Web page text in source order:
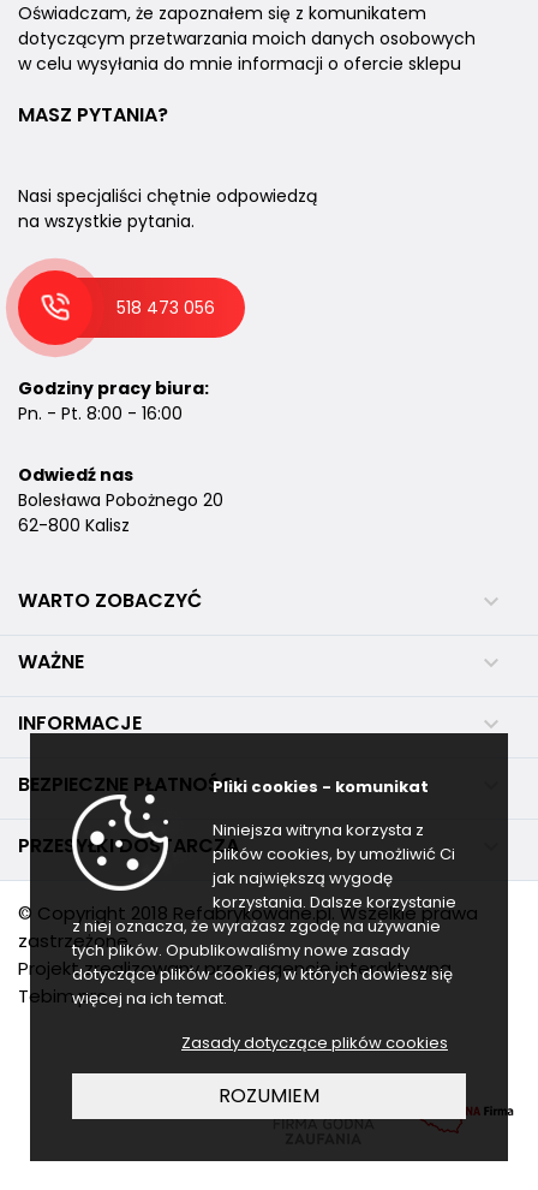
Pliki cookies - komunikat
Niniejsza witryna korzysta z
plików cookies, by umożliwić Ci
jak największą wygodę
korzystania. Dalsze korzystanie
z niej oznacza, że wyrażasz zgodę na używanie
tych plików. Opublikowaliśmy nowe zasady
dotyczące plików cookies, w których dowiesz się
więcej na ich temat.
Zasady dotyczące plików cookies
ROZUMIEM
Oświadczam, że zapoznałem się z komunikatem
dotyczącym przetwarzania moich danych osobowych
w celu wysyłania do mnie informacji o ofercie sklepu
MASZ PYTANIA?
Nasi specjaliści chętnie odpowiedzą
na wszystkie pytania.
518 473 056
Godziny pracy biura:
Pn. - Pt. 8:00 - 16:00
Odwiedź nas
Bolesława Pobożnego 20
62-800 Kalisz
WARTO ZOBACZYĆ 
WAŻNE 
INFORMACJE 
BEZPIECZNE PŁATNOŚCI
PRZESYŁKI DOSTARCZA
© Copyright 2018 Refabrykowane.pl. Wszelkie prawa
zastrzeżone.
Projekt zrealizowany przez agencję interaktywną
Tebim.pro